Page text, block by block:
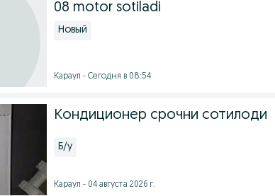
08 motor sotiladi
Новый
Караул - Сегодня в 08:54
Кондиционер срочни сотилоди
Б/у
Караул - 04 августа 2026 г.